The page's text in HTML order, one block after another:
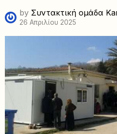
by Συντακτική ομάδα
26 Απριλίου 2025